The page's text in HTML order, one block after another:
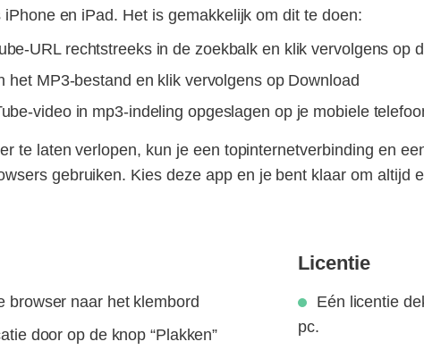
en iPad. Het is gemakkelijk om dit te doen:
URL rechtstreeks in de zoekbalk en klik vervolgens op
het MP3-bestand en klik vervolgens op Download
video in mp3-indeling opgeslagen op je mobiele
te laten verlopen, kun je een topinternetverbinding en
gebruiken. Kies deze app en je bent klaar om altijd
browser naar het klembord
door op de knop “Plakken”
Licentie
Eén licentie
pc.